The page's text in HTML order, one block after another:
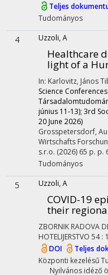
Teljes
Tudományos
4 Uzzoli, A
Healthcare
light of a
In: Karlovitz, János
Science
június 11-13); 3rd
20 June 2026)
Grosspetersdorf,
Wirtschafts
s.r.o. (2026) 65 p. p.
Tudományos
5 Uzzoli, A
COVID-19
their
ZBORNIK RADOVA
HOTELIJERSTVO 54: 1
DOI
Teljes
Központi kezelésű
Nyilvános idéző